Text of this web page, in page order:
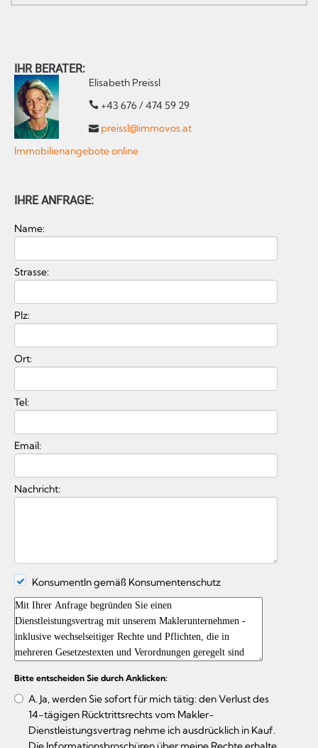
IHR BERATER:
Elisabeth Preissl
+43 676 / 474 59 29
preissl@immovos.at
Immobilienangebote online
IHRE ANFRAGE:
Name:
Strasse:
Plz:
Ort:
Tel:
Email:
Nachricht:
KonsumentIn gemäß Konsumentenschutz
Bitte entscheiden Sie durch Anklicken:
A. Ja, werden Sie sofort für mich tätig: den Verlust des
14-tägigen Rücktrittsrechts vom Makler-
Dienstleistungsvertrag nehme ich ausdrücklich in Kauf.